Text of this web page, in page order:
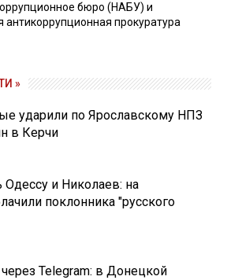
бюро (НАБУ) и
прокуратура
»
ударили по Ярославскому НПЗ
в Керчи
Одессу и Николаев: на
поклонника "русского
Telegram: в Донецкой